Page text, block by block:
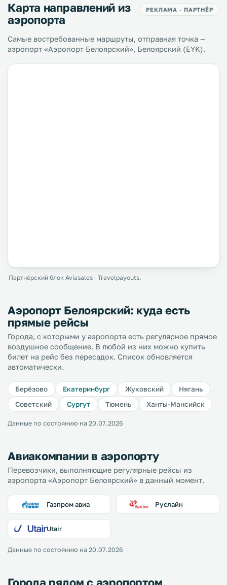
Карта направлений из
аэропорта
РЕКЛАМА · ПАРТНЁР
Самые востребованные маршруты, отправная точка —
аэропорт «Аэропорт Белоярский», Белоярский (EYK).
Партнёрский блок Aviasales · Travelpayouts.
Аэропорт Белоярский: куда есть
прямые рейсы
Города, с которыми у аэропорта есть регулярное прямое
воздушное сообщение. В любой из них можно купить
билет на рейс без пересадок. Список обновляется
автоматически.
Берёзово Екатеринбург Жуковский
Нягань
Советский
Сургут Тюмень Ханты-Мансийск
Данные по состоянию на 20.07.2026
Авиакомпании в аэропорту
Перевозчики, выполняющие регулярные рейсы из
аэропорта «Аэропорт Белоярский» в данный момент.
Газпром авиа Руслайн
Utair
Данные по состоянию на 20.07.2026
Города рядом с аэропортом